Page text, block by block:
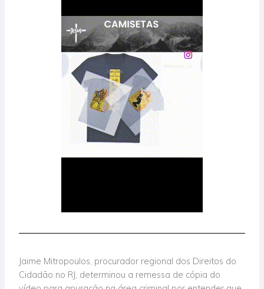
Jaime Mitropoulos, procurador regional dos Direitos do
Cidadão no RJ, determinou a remessa de cópia do